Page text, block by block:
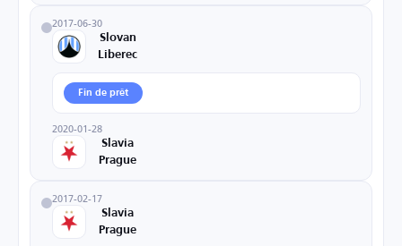
2017-06-30
Slovan
Liberec
Fin de prêt
2020-01-28
Slavia
Prague
2017-02-17
Slavia
Prague